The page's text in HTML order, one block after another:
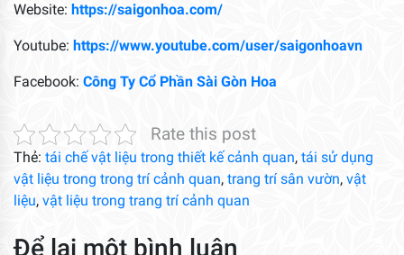
Website: https://saigonhoa.com/
Youtube: https://www.youtube.com/user/saigonhoavn
Facebook: Công Ty Cổ Phần Sài Gòn Hoa
Rate this post
Thẻ: tái chế vật liệu trong thiết kế cảnh quan, tái sử dụng
vật liệu trong trong trí cảnh quan, trang trí sân vườn, vật
liệu, vật liệu trong trang trí cảnh quan
Để lại một bình luận